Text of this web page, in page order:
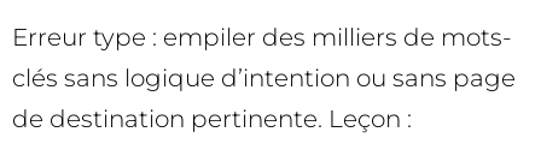
Erreur type : empiler des milliers de mots-
clés sans logique d’intention ou sans page
de destination pertinente. Leçon :